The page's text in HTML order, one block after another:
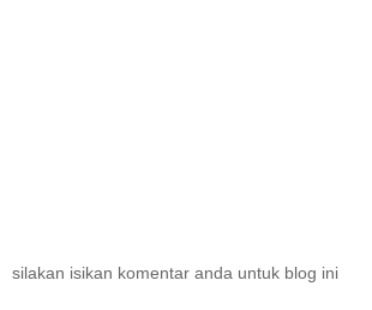
silakan isikan komentar anda untuk blog ini